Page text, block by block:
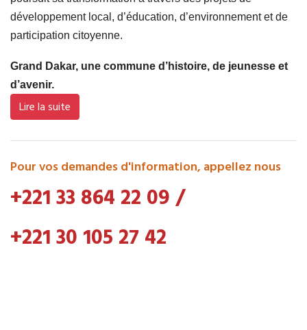
développement local, d’éducation, d’environnement et de
participation citoyenne.
Grand Dakar, une commune d’histoire, de jeunesse et
d’avenir.
Lire la suite
Pour vos demandes d'information, appellez nous
+221 33 864 22 09/
+221 30 105 27 42